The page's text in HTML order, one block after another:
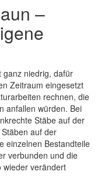
–
ganz niedrig, dafür
Zeitraum eingesetzt
rechnen, die
anfallen würden. Bei
Stäbe auf der
auf der
einzelnen Bestandteile
verbunden und die
wieder verändert